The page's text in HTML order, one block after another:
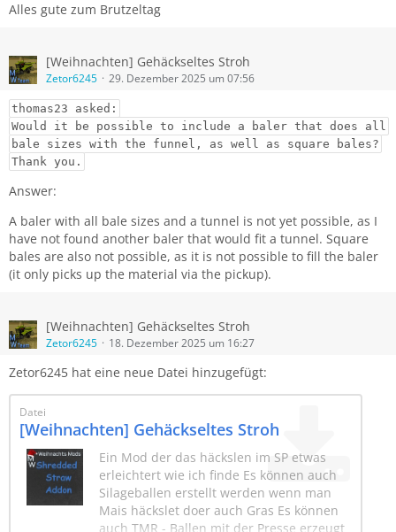
Alles gute zum Brutzeltag
[Weihnachten] Gehäckseltes Stroh
Zetor6245 29. Dezember 2025 um 07:56
thomas23 asked:
Would it be possible to include a baler that does all
bale sizes with the funnel, as well as square bales?
Thank you.
Answer:
A baler with all bale sizes and a tunnel is not yet possible, as I
have not found another baler that would fit a tunnel. Square
bales are also not possible, as it is not possible to fill the baler
(it only picks up the material via the pickup).
[Weihnachten] Gehäckseltes Stroh
Zetor6245 18. Dezember 2025 um 16:27
Zetor6245 hat eine neue Datei hinzugefügt:
Datei
[Weihnachten] Gehäckseltes Stroh
Ein Mod der das häckslen im SP etwas
erleichtert wie ich finde Es können auch
Silageballen erstellt werden wenn man
Mais häckslet doer auch Gras Es können
auch TMR - Ballen mit der Presse erzeugt